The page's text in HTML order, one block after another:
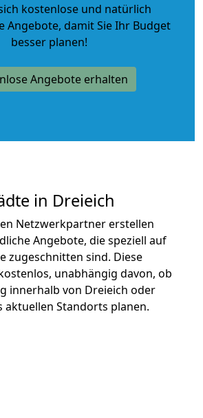
kostenlose und natürlich
Angebote, damit Sie Ihr Budget
besser planen!
Angebote erhalten
in Dreieich
Netzwerkpartner erstellen
Angebote, die speziell auf
zugeschnitten sind. Diese
unabhängig davon, ob
innerhalb von Dreieich oder
aktuellen Standorts planen.